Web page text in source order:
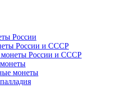
России
России и СССР
монеты России и СССР
монеты